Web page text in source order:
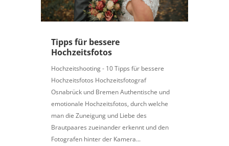
Tipps für bessere
Hochzeitsfotos
Hochzeitshooting - 10 Tipps für bessere
Hochzeitsfotos Hochzeitsfotograf
Osnabrück und Bremen Authentische und
emotionale Hochzeitsfotos, durch welche
man die Zuneigung und Liebe des
Brautpaares zueinander erkennt und den
Fotografen hinter der Kamera...